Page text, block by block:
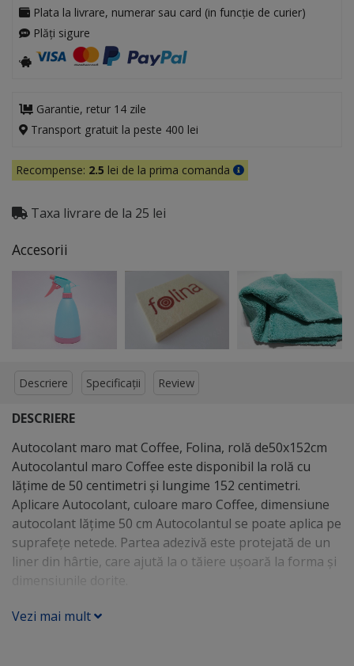
Plata la livrare, numerar sau card (in funcție de curier)
Plăți sigure
Garantie, retur 14 zile
Transport gratuit la peste 400 lei
Recompense: 2.5 lei de la prima comanda
Taxa livrare de la 25 lei
Accesorii
Descriere Specificații Review
DESCRIERE
Autocolant maro mat Coffee, Folina, rolă de50x152cm
Autocolantul maro Coffee este disponibil la rolă cu
lăţime de 50 centimetri și lungime 152 centimetri.
Aplicare Autocolant, culoare maro Coffee, dimensiune
autocolant lăţime 50 cm Autocolantul se poate aplica pe
suprafeţe netede. Partea adezivă este protejată de un
liner din hârtie, care ajută la o tăiere uşoară la forma şi
dimensiunile dorite.
Vezi mai mult